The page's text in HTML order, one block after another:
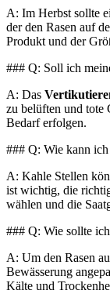
A: Im Herbst sollte
der den Rasen auf
Produkt und der
### Q: Soll ich
A: Das
zu belüften und tote
Bedarf erfolgen.
### Q: Wie kann ich
A: Kahle Stellen
ist wichtig, die
wählen und die
### Q: Wie sollte
A: Um den Rasen
Bewässerung
Kälte und